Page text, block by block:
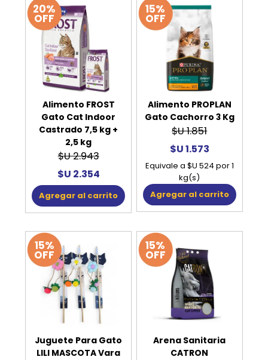
20%
OFF
Alimento FROST
Gato Cat Indoor
Castrado 7,5 kg +
2,5 kg
$U 2.943
$U 2.354
Agregar al carrito
15%
OFF
Alimento PROPLAN
Gato Cachorro 3 Kg
$U 1.851
$U 1.573
Equivale a $U 524 por 1
kg(s)
Agregar al carrito
15%
OFF
Juguete Para Gato
LILI MASCOTA Vara
15%
OFF
Arena Sanitaria
CATRON